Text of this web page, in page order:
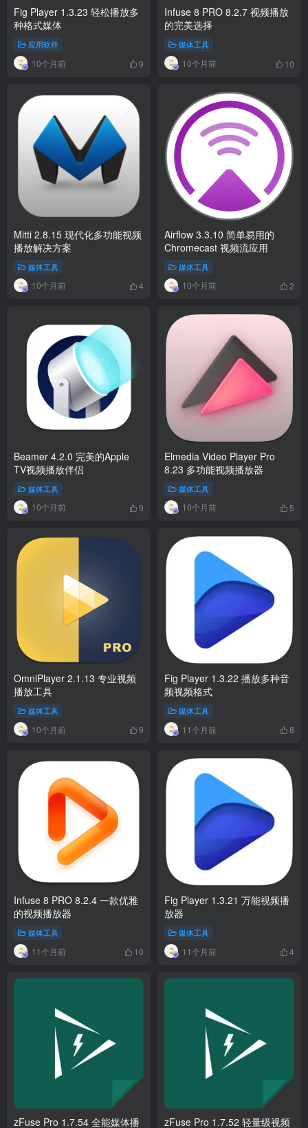
Fig Player 1.3.23 轻松播放多
种格式媒体
应用软件
10个月前 9
Infuse 8 PRO 8.2.7 视频播放
的完美选择
媒体工具
10个月前 10
Mitti 2.8.15 现代化多功能视频
播放解决方案
媒体工具
10个月前 4
Airflow 3.3.10 简单易用的
Chromecast 视频流应用
媒体工具
10个月前 2
Beamer 4.2.0 完美的Apple
TV视频播放伴侣
媒体工具
10个月前 9
Elmedia Video Player Pro
8.23 多功能视频播放器
媒体工具
10个月前 5
OmniPlayer 2.1.13 专业视频
播放工具
媒体工具
10个月前 9
Fig Player 1.3.22 播放多种音
频视频格式
媒体工具
11个月前 8
Infuse 8 PRO 8.2.4 一款优雅
的视频播放器
媒体工具
11个月前 10
Fig Player 1.3.21 万能视频播
放器
媒体工具
11个月前 4
zFuse Pro 1.7.54 全能媒体播 zFuse Pro 1.7.52 轻量级视频